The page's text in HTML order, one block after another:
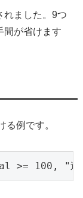
れました。9つ
間が省けます
例です。
>= 100, "